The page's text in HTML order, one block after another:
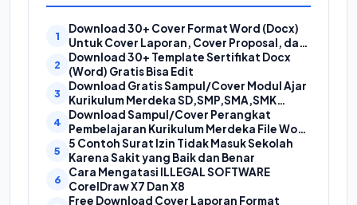
Download 30+ Cover Format Word (Docx)
Untuk Cover Laporan, Cover Proposal, dan
Cover Makalah
Download 30+ Template Sertifikat Docx
(Word) Gratis Bisa Edit
Download Gratis Sampul/Cover Modul Ajar
Kurikulum Merdeka SD,SMP,SMA,SMK
Format Doc (Ms Word)
Download Sampul/Cover Perangkat
Pembelajaran Kurikulum Merdeka File Word
(Doc) | Contoh Cover Kurikum Merdeka
5 Contoh Surat Izin Tidak Masuk Sekolah
Karena Sakit yang Baik dan Benar
Cara Mengatasi ILLEGAL SOFTWARE
CorelDraw X7 Dan X8
Free Download Cover Laporan Format